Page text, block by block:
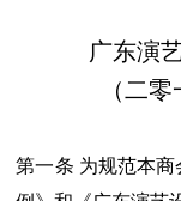
广东演
（二
第一条 为规范本